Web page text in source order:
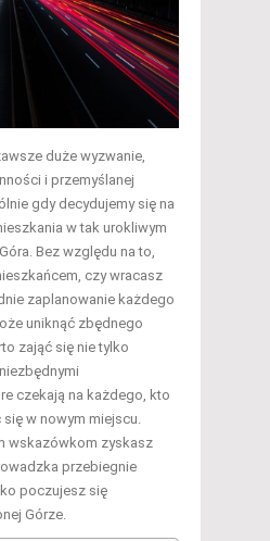
duże wyzwanie,
i przemyślanej
gdy decydujemy się na
w tak urokliwym
Bez względu na to,
czy wracasz
zaplanowanie każdego
uniknąć zbędnego
zająć się nie tylko
czekają na każdego, kto
w nowym miejscu.
wskazówkom zyskasz
przebiegnie
poczujesz się
Górze.